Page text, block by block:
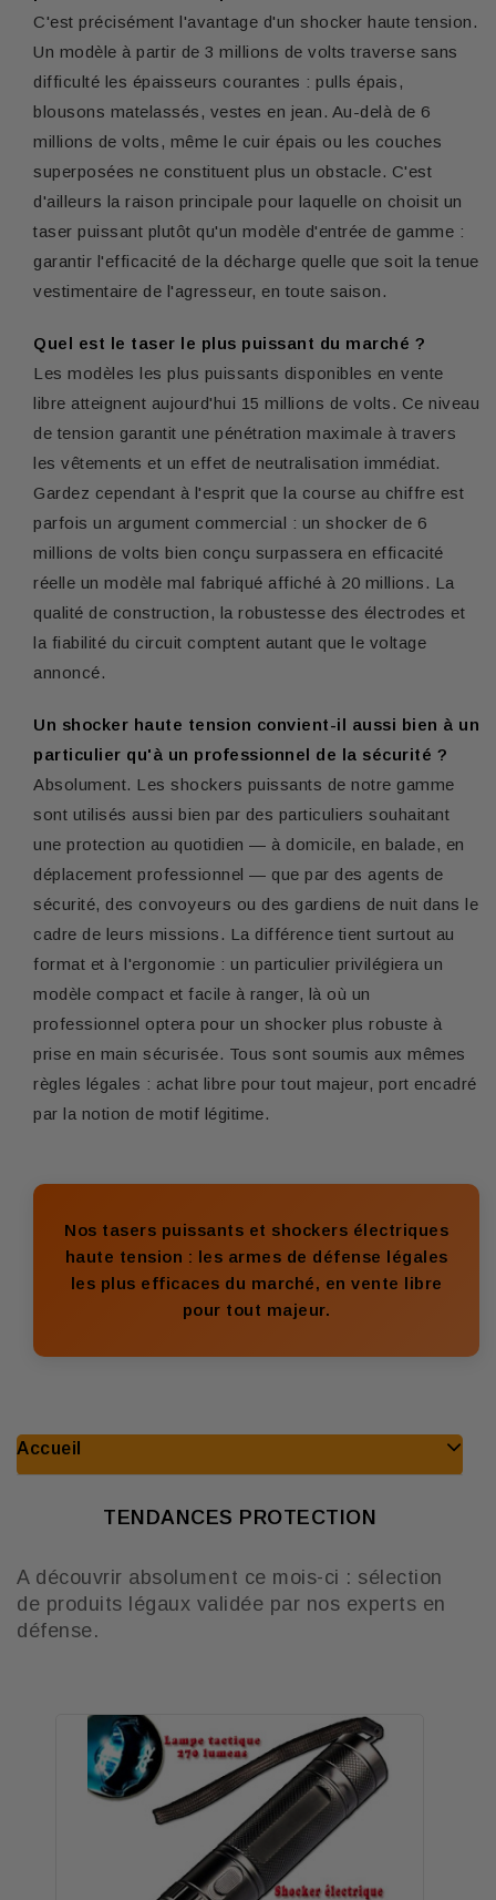
C'est précisément l'avantage d'un shocker haute tension.
Un modèle à partir de 3 millions de volts traverse sans
difficulté les épaisseurs courantes : pulls épais,
blousons matelassés, vestes en jean. Au-delà de 6
millions de volts, même le cuir épais ou les couches
superposées ne constituent plus un obstacle. C'est
d'ailleurs la raison principale pour laquelle on choisit un
taser puissant plutôt qu'un modèle d'entrée de gamme :
garantir l'efficacité de la décharge quelle que soit la tenue
vestimentaire de l'agresseur, en toute saison.
Quel est le taser le plus puissant du marché ?
Les modèles les plus puissants disponibles en vente
libre atteignent aujourd'hui 15 millions de volts. Ce niveau
de tension garantit une pénétration maximale à travers
les vêtements et un effet de neutralisation immédiat.
Gardez cependant à l'esprit que la course au chiffre est
parfois un argument commercial : un shocker de 6
millions de volts bien conçu surpassera en efficacité
réelle un modèle mal fabriqué affiché à 20 millions. La
qualité de construction, la robustesse des électrodes et
la fiabilité du circuit comptent autant que le voltage
annoncé.
Un shocker haute tension convient-il aussi bien à un
particulier qu'à un professionnel de la sécurité ?
Absolument. Les shockers puissants de notre gamme
sont utilisés aussi bien par des particuliers souhaitant
une protection au quotidien — à domicile, en balade, en
déplacement professionnel — que par des agents de
sécurité, des convoyeurs ou des gardiens de nuit dans le
cadre de leurs missions. La différence tient surtout au
format et à l'ergonomie : un particulier privilégiera un
modèle compact et facile à ranger, là où un
professionnel optera pour un shocker plus robuste à
prise en main sécurisée. Tous sont soumis aux mêmes
règles légales : achat libre pour tout majeur, port encadré
par la notion de motif légitime.
Nos tasers puissants et shockers électriques
haute tension : les armes de défense légales
les plus efficaces du marché, en vente libre
pour tout majeur.
Accueil
TENDANCES PROTECTION
A découvrir absolument ce mois-ci : sélection
de produits légaux validée par nos experts en
défense.